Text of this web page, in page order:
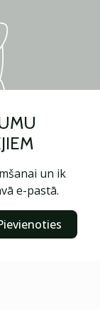
un ik
e-pastā.